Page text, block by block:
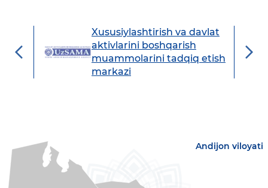
Xususiylashtirish va davlat
aktivlarini boshqarish
muammolarini tadqiq etish
markazi
Andijon viloyati